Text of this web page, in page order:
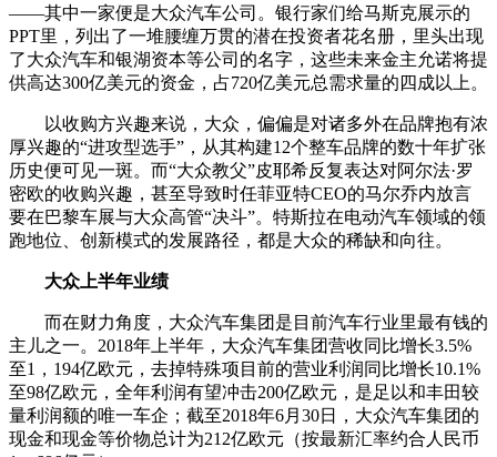
——其中一家便是大众汽车公司。银行家们给马斯克展示的
PPT里，列出了一堆腰缠万贯的潜在投资者花名册，里头出现
了大众汽车和银湖资本等公司的名字，这些未来金主允诺将提
供高达300亿美元的资金，占720亿美元总需求量的四成以上。
以收购方兴趣来说，大众，偏偏是对诸多外在品牌抱有浓
厚兴趣的“进攻型选手”，从其构建12个整车品牌的数十年扩张
历史便可见一斑。而“大众教父”皮耶希反复表达对阿尔法·罗
密欧的收购兴趣，甚至导致时任菲亚特CEO的马尔乔内放言
要在巴黎车展与大众高管“决斗”。特斯拉在电动汽车领域的领
跑地位、创新模式的发展路径，都是大众的稀缺和向往。
大众上半年业绩
而在财力角度，大众汽车集团是目前汽车行业里最有钱的
主儿之一。2018年上半年，大众汽车集团营收同比增长3.5%
至1，194亿欧元，去掉特殊项目前的营业利润同比增长10.1%
至98亿欧元，全年利润有望冲击200亿欧元，是足以和丰田较
量利润额的唯一车企；截至2018年6月30日，大众汽车集团的
现金和现金等价物总计为212亿欧元（按最新汇率约合人民币